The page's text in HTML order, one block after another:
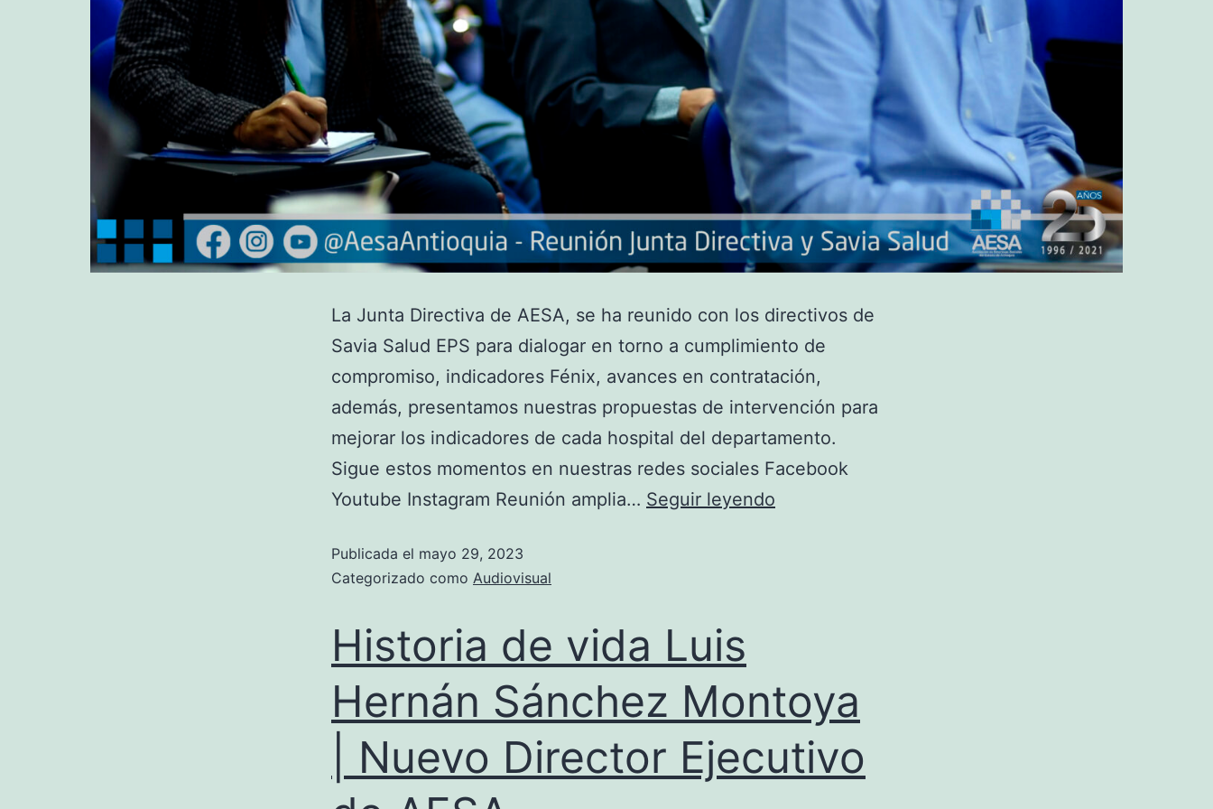
La Junta Directiva de AESA, se ha reunido con los directivos de
Savia Salud EPS para dialogar en torno a cumplimiento de
compromiso, indicadores Fénix, avances en contratación,
además, presentamos nuestras propuestas de intervención para
mejorar los indicadores de cada hospital del departamento.
Sigue estos momentos en nuestras redes sociales Facebook
Youtube Instagram Reunión amplia… Seguir leyendo
Publicada el mayo 29, 2023
Categorizado como Audiovisual
Historia de vida Luis
Hernán Sánchez Montoya
| Nuevo Director Ejecutivo